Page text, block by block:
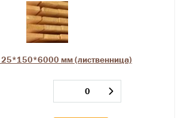
25*150*6000 мм (лиственница)